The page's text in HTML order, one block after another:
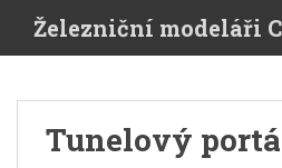
Skip to main content
Železniční modeláři
Tunelový